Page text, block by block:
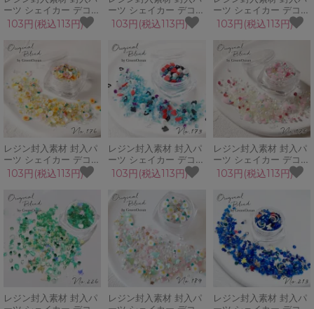
ーツ シェイカー デコパ
ーツ マジックアワー 月
十字星 夜 ブリオン ゆ
めかわ GreenOceanオ
リジナルブレンド♪
103円(税込113円)
ーツ シェイカー デコパ
ーツ ディアレスト ハー
ト ブリオン チョコレー
ト くすみ GreenOcean
オリジナルブレンド♪
103円(税込113円)
ーツ シェイカー デコパ
ーツ ラズライト カレッ
ト ビジュー さざれ石
青 紺 GreenOceanオリ
ジナルブレンド♪
103円(税込113円)
レジン封入素材 封入パ
ーツ シェイカー デコパ
ーツ ブルーム 花 蝶 春
オレンジ ブリオン カレ
ット シェル
GreenOceanオリジナ
ルブレンド♪
103円(税込113円)
レジン封入素材 封入パ
ーツ シェイカー デコパ
ーツ ワンダーランド 不
思議の国のアリス トラ
ンプ ハート パール
GreenOceanオリジナ
ルブレンド♪
103円(税込113円)
レジン封入素材 封入パ
ーツ シェイカー デコパ
ーツ いちごのケーキ ス
トロベリー 苺 スイーツ
カレット GreenOcean
オリジナルブレンド♪
103円(税込113円)
レジン封入素材 封入パ
レジン封入素材 封入パ
レジン封入素材 封入パ